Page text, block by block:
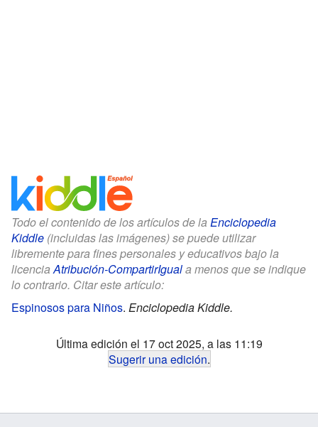
Todo el contenido de los artículos de la Enciclopedia
Kiddle (incluidas las imágenes) se puede utilizar
libremente para fines personales y educativos bajo la
licenciaAtribución-CompartirIguala menos que se indique
lo contrario. Citar este artículo:
Espinosos para Niños. Enciclopedia Kiddle.
Última edición el 17 oct 2025, a las 11:19
Sugerir una edición.